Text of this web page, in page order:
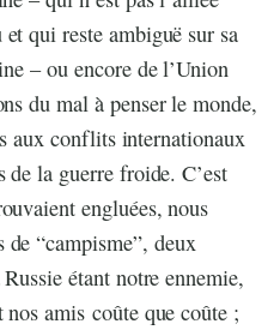
qui reste ambiguë sur sa
– ou encore de l’Union
du mal à penser le monde,
aux conflits internationaux
de la guerre froide. C’est
engluées, nous
de “campisme”, deux
étant notre ennemie,
amis coûte que coûte ;